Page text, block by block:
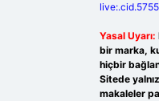
Yasal Uyarı:
bir marka,
hiçbir
Sitede
makaleler